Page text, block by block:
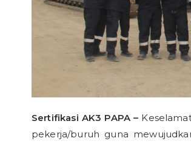
Sertifikasi AK3 PAPA –
pekerja/buruh guna